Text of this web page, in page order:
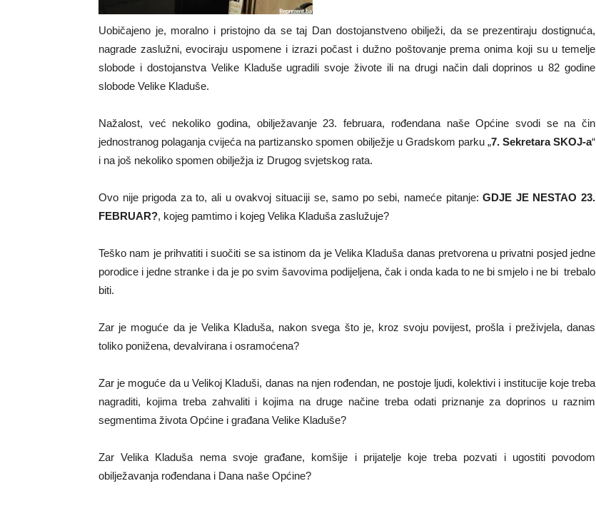
Uobičajeno je, moralno i pristojno da se taj Dan dostojanstveno obilježi, da se prezentiraju dostignuća,
nagrade zaslužni, evociraju uspomene i izrazi počast i dužno poštovanje prema onima koji su u temelje
slobode i dostojanstva Velike Kladuše ugradili svoje živote ili na drugi način dali doprinos u 82 godine
slobode Velike Kladuše.
Nažalost, već nekoliko godina, obilježavanje 23. februara, rođendana naše Općine svodi se na čin
jednostranog polaganja cvijeća na partizansko spomen obilježje u Gradskom parku „7. Sekretara SKOJ-a“
i na još nekoliko spomen obilježja iz Drugog svjetskog rata.
Ovo nije prigoda za to, ali u ovakvoj situaciji se, samo po sebi, nameće pitanje:GDJE JE NESTAO 23.
FEBRUAR?, kojeg pamtimo i kojeg Velika Kladuša zaslužuje?
Teško nam je prihvatiti i suočiti se sa istinom da je Velika Kladuša danas pretvorena u privatni posjed jedne
porodice i jedne stranke i da je po svim šavovima podijeljena, čak i onda kada to ne bi smjelo i ne bi trebalo
biti.
Zar je moguće da je Velika Kladuša, nakon svega što je, kroz svoju povijest, prošla i preživjela, danas
toliko ponižena, devalvirana i osramoćena?
Zar je moguće da u Velikoj Kladuši, danas na njen rođendan, ne postoje ljudi, kolektivi i institucije koje treba
nagraditi, kojima treba zahvaliti i kojima na druge načine treba odati priznanje za doprinos u raznim
segmentima života Općine i građana Velike Kladuše?
Zar Velika Kladuša nema svoje građane, komšije i prijatelje koje treba pozvati i ugostiti povodom
obilježavanja rođendana i Dana naše Općine?